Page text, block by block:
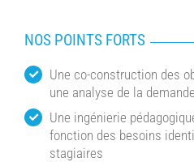
NOS POINTS FORTS
Une co-construction des
une analyse de la
Une ingénierie
fonction des besoins
stagiaires